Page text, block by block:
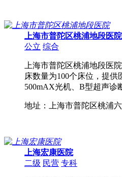
上海市普陀区桃浦地段医院
公立 综合
上海市普陀区桃浦地段医
床数量为100个床位，提供
500mAX光机、B型超声诊
地址：上海市普陀区桃浦
上海宏康医院
二级 民营 专科